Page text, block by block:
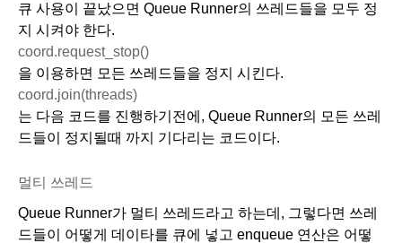
큐 사용이 끝났으면 Queue Runner의 쓰레드들을 모두 정
지 시켜야 한다.
coord.request_stop()
을 이용하면 모든 쓰레드들을 정지 시킨다.
coord.join(threads)
는 다음 코드를 진행하기전에, Queue Runner의 모든 쓰레
드들이 정지될때 까지 기다리는 코드이다.
멀티 쓰레드
Queue Runner가 멀티 쓰레드라고 하는데, 그렇다면 쓰레
드들이 어떻게 데이타를 큐에 넣고 enqueue 연산은 어떻